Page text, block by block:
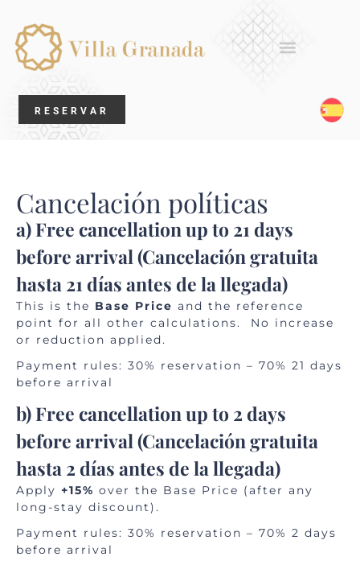
RESERVAR
Cancelación políticas
a) Free cancellation up to 21 days
before arrival (Cancelación gratuita
hasta 21 días antes de la llegada)
This is the Base Price and the reference
point for all other calculations. No increase
or reduction applied.
Payment rules: 30% reservation – 70% 21 days
before arrival
b) Free cancellation up to 2 days
before arrival (Cancelación gratuita
hasta 2 días antes de la llegada)
Apply +15% over the Base Price (after any
long-stay discount).
Payment rules: 30% reservation – 70% 2 days
before arrival